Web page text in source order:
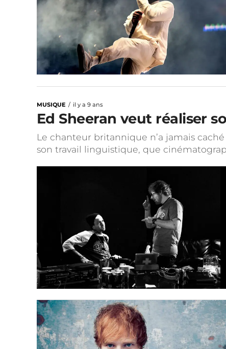
MUSIQUE il y a 9 ans
Ed Sheeran veut réaliser
Le chanteur britannique n’a jamais
son travail linguistique, que